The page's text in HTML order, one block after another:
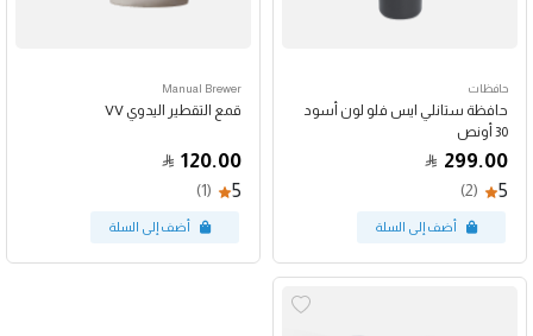
حافظات
حافظة ستانلي ايس فلو لون أسود
30 أونص
299.00
5
(2)
Manual Brewer
قمع التقطير اليدوي VV
120.00
5
(1)